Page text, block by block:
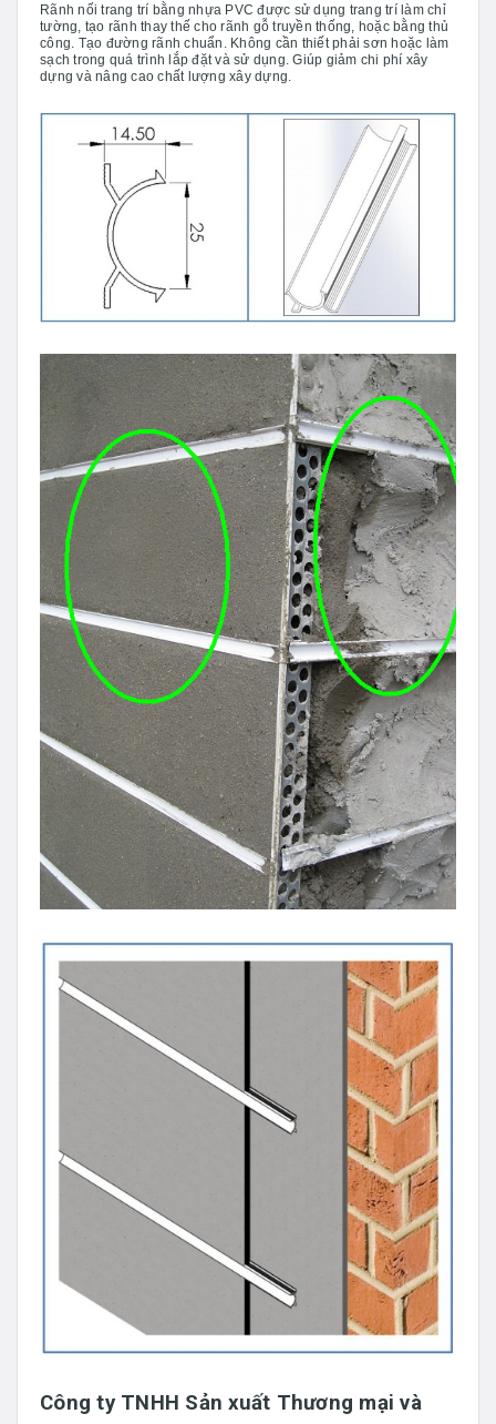
Rãnh nối trang trí bằng nhựa PVC được sử dụng trang trí làm chỉ
tường, tạo rãnh thay thế cho rãnh gỗ truyền thống, hoặc bằng thủ
công. Tạo đường rãnh chuẩn. Không cần thiết phải sơn hoặc làm
sạch trong quá trình lắp đặt và sử dụng. Giúp giảm chi phí xây
dựng và nâng cao chất lượng xây dựng.
Công ty TNHH Sản xuất Thương mại và